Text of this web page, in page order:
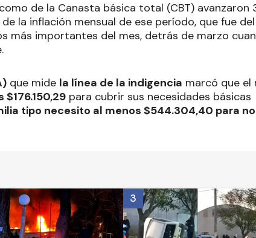
de la Canasta básica total (CBT) avanzaron
la inflación mensual de ese período, que fue del
más importantes del mes, detrás de marzo
que mide la línea de la indigencia marcó que el
para cubrir sus necesidades básicas
tipo necesito al menos $544.304,40 para
3